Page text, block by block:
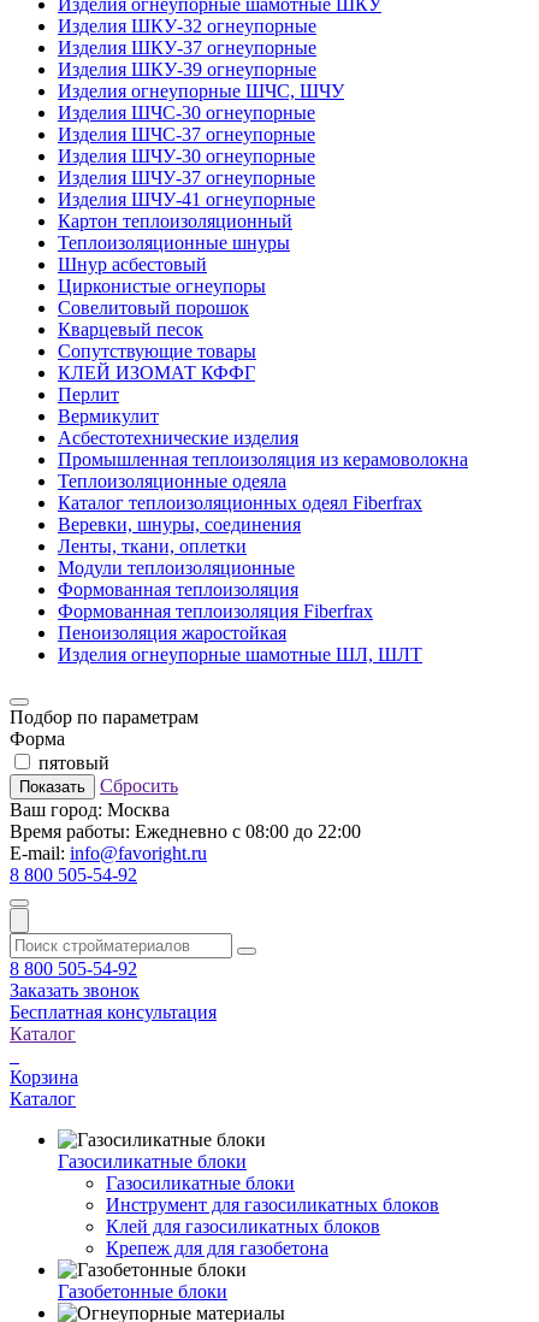
Изделия ШКУ-32 огнеупорные
Изделия ШКУ-37 огнеупорные
Изделия ШКУ-39 огнеупорные
Изделия огнеупорные ШЧС, ШЧУ
Изделия ШЧС-30 огнеупорные
Изделия ШЧС-37 огнеупорные
Изделия ШЧУ-30 огнеупорные
Изделия ШЧУ-37 огнеупорные
Изделия ШЧУ-41 огнеупорные
Картон теплоизоляционный
Теплоизоляционные шнуры
Шнур асбестовый
Цирконистые огнеупоры
Совелитовый порошок
Кварцевый песок
Сопутствующие товары
КЛЕЙ ИЗОМАТ КФФГ
Перлит
Вермикулит
Асбесто­технические изделия
Промышленная теплоизоляция из керамоволокна
Теплоизоляционные одеяла
Каталог теплоизоляционных одеял Fiberfrax
Веревки, шнуры, соединения
Ленты, ткани, оплетки
Модули теплоизоляционные
Формованная теплоизоляция
Формованная теплоизоляция Fiberfrax
Пеноизоляция жаростойкая
Изделия огнеупорные шамотные ШЛ, ШЛТ
Подбор по параметрам
Форма
пятовый
Показать
Сбросить
Ваш город: Москва
Время работы: Ежедневно с 08:00 до 22:00
E-mail: info@favoright.ru
8 800 505-54-92
8 800 505-54-92
Заказать звонок
Бесплатная консультация
Каталог
Корзина
Каталог
Газосиликатные блоки
Газосиликатные блоки
Инструмент для газосиликатных блоков
Клей для газосиликатных блоков
Крепеж для для газобетона
Газобетонные блоки